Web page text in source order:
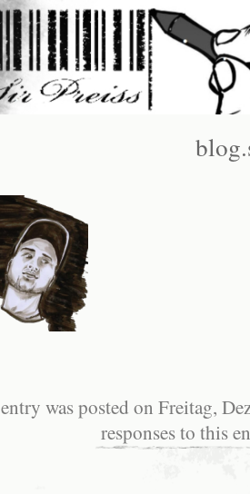
was posted on Freitag,
responses to this